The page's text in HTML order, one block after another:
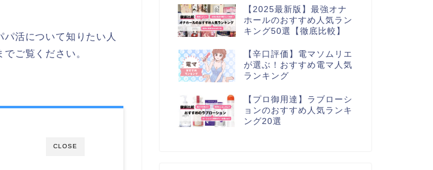
活について知りたい人
ご覧ください。
CLOSE
【2025最新版】最強オナ
ホールのおすすめ人気ラン
キング50選【徹底比較】
【辛口評価】電マソムリエ
が選ぶ！おすすめ電マ人気
ランキング
【プロ御用達】ラブローシ
ョンのおすすめ人気ランキ
ング20選